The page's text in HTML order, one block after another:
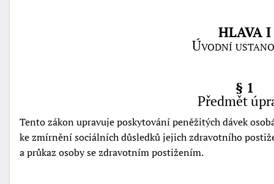
HLAVA I
Úvodní
§ 1
Předmět
Tento zákon upravuje poskytování peněžitých dávek
ke zmírnění sociálních důsledků jejich zdravotního
a průkaz osoby se zdravotním postižením.